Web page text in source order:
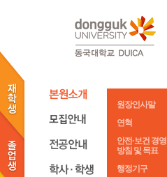
원장인사말
연혁
안전·보건 경영
방침 및 목표
행정기구